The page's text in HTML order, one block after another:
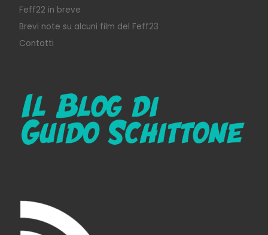
Feff22 in breve
Brevi note su alcuni film del Feff23
Contatti